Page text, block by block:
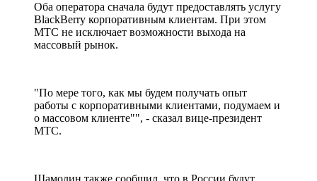
Оба оператора сначала будут предоставлять услугу
BlackBerry корпоративным клиентам. При этом
МТС не исключает возможности выхода на
массовый рынок.
"По мере того, как мы будем получать опыт
работы с корпоративными клиентами, подумаем и
о массовом клиенте"", - сказал вице-президент
МТС.